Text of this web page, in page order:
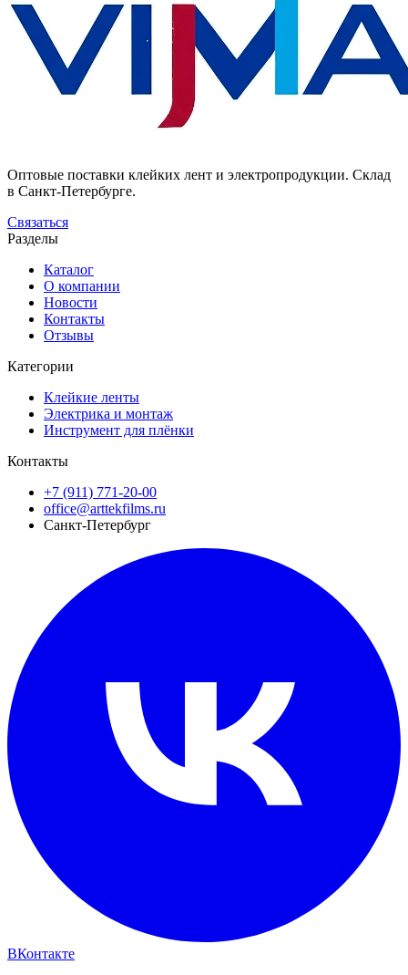
Оптовые поставки клейких лент и электропродукции. Склад
в Санкт-Петербурге.
Связаться
Разделы
Каталог
О компании
Новости
Контакты
Отзывы
Категории
Клейкие ленты
Электрика и монтаж
Инструмент для плёнки
Контакты
+7 (911) 771-20-00
office@arttekfilms.ru
Санкт-Петербург
ВКонтакте